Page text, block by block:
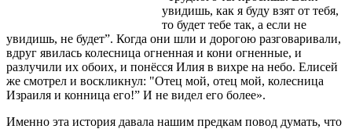
увидишь, как я буду взят от тебя,
то будет тебе так, а если не
увидишь, не будет”. Когда они шли и дорогою разговаривали,
вдруг явилась колесница огненная и кони огненные, и
разлучили их обоих, и понёсся Илия в вихре на небо. Елисей
же смотрел и воскликнул: "Отец мой, отец мой, колесница
Израиля и конница его!” И не видел его более».
Именно эта история давала нашим предкам повод думать, что